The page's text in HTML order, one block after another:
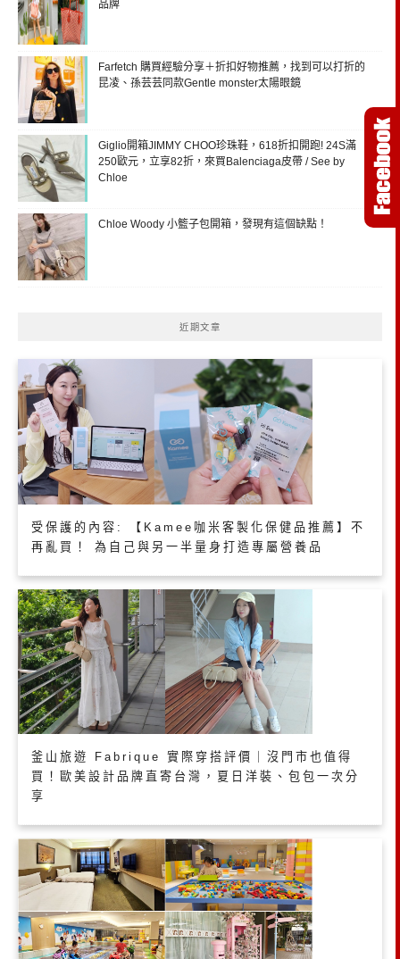
品牌
Farfetch 購買經驗分享＋折扣好物推薦，找到可以打折的
昆凌、孫芸芸同款Gentle monster太陽眼鏡
Giglio開箱JIMMY CHOO珍珠鞋，618折扣開跑! 24S滿
250歐元，立享82折，來買Balenciaga皮帶 / See by
Chloe
Chloe Woody 小籃子包開箱，發現有這個缺點！
近期文章
受保護的內容: 【Kamee咖米客製化保健品推薦】不
再亂買！ 為自己與另一半量身打造專屬營養品
釜山旅遊 Fabrique 實際穿搭評價｜沒門市也值得
買！歐美設計品牌直寄台灣，夏日洋裝、包包一次分
享